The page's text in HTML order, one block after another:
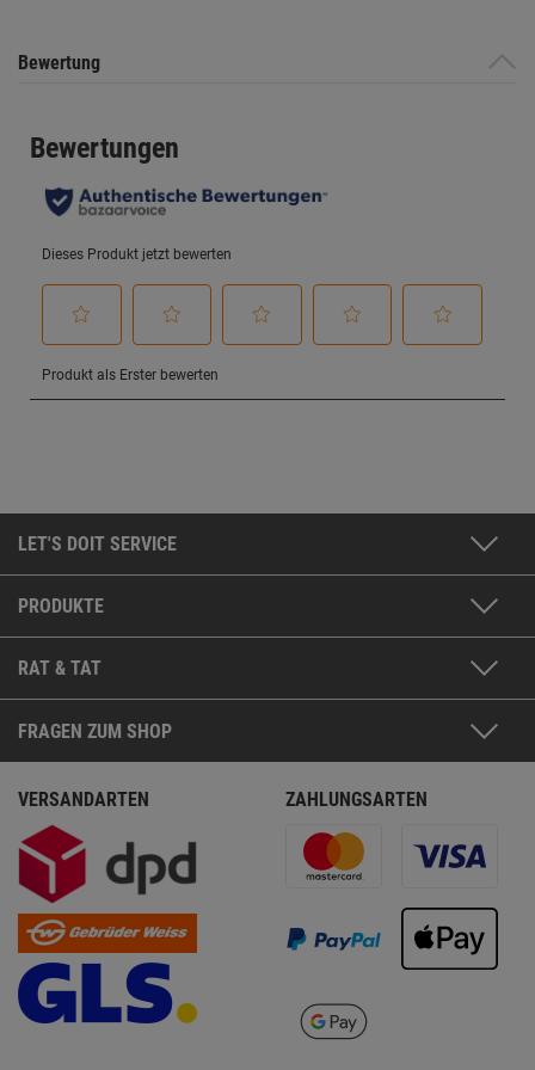
Bewertung
LET'S DOIT SERVICE
PRODUKTE
RAT & TAT
FRAGEN ZUM SHOP
VERSANDARTEN ZAHLUNGSARTEN